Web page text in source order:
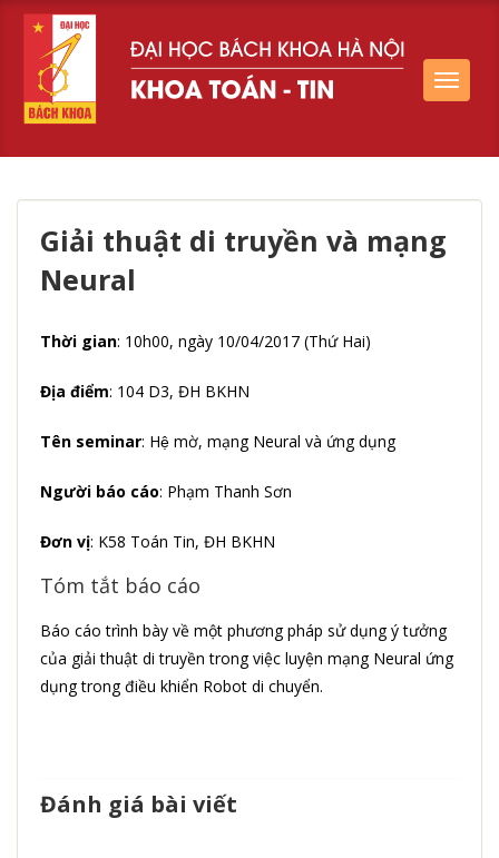
Toggle
Giải thuật di truyền và mạng
Neural
Thời gian: 10h00, ngày 10/04/2017 (Thứ Hai)
Địa điểm: 104 D3, ĐH BKHN
Tên seminar: Hệ mờ, mạng Neural và ứng dụng
Người báo cáo: Phạm Thanh Sơn
Đơn vị: K58 Toán Tin, ĐH BKHN
Tóm tắt báo cáo
Báo cáo trình bày về một phương pháp sử dụng ý tưởng
của giải thuật di truyền trong việc luyện mạng Neural ứng
dụng trong điều khiển Robot di chuyển.
Đánh giá bài viết